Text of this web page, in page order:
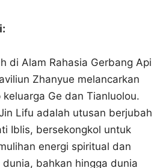
di Alam Rahasia Gerbang Api
Zhanyue melancarkan
Ge dan Tianluolou.
Lifu adalah utusan berjubah
Iblis, bersekongkol untuk
energi spiritual dan
bahkan hingga dunia